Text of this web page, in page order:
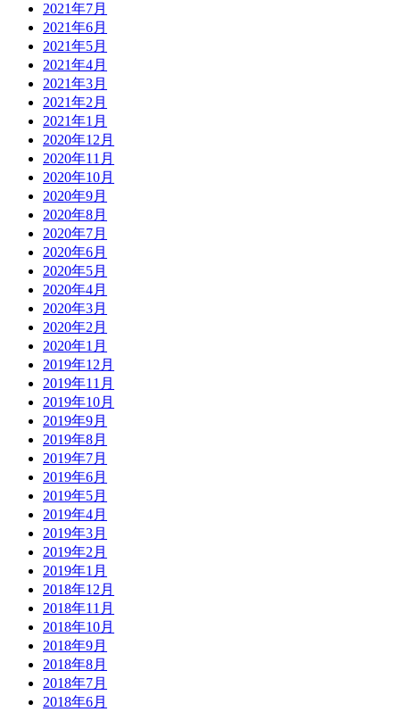
2021年7月
2021年6月
2021年5月
2021年4月
2021年3月
2021年2月
2021年1月
2020年12月
2020年11月
2020年10月
2020年9月
2020年8月
2020年7月
2020年6月
2020年5月
2020年4月
2020年3月
2020年2月
2020年1月
2019年12月
2019年11月
2019年10月
2019年9月
2019年8月
2019年7月
2019年6月
2019年5月
2019年4月
2019年3月
2019年2月
2019年1月
2018年12月
2018年11月
2018年10月
2018年9月
2018年8月
2018年7月
2018年6月